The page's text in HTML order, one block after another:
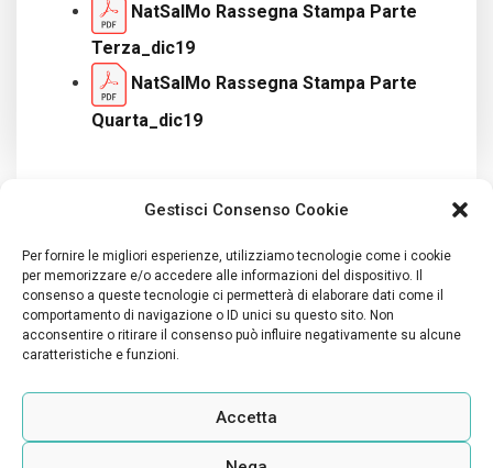
Gestisci Consenso Cookie
Per fornire le migliori esperienze, utilizziamo tecnologie come i cookie
per memorizzare e/o accedere alle informazioni del dispositivo. Il
consenso a queste tecnologie ci permetterà di elaborare dati come il
comportamento di navigazione o ID unici su questo sito. Non
acconsentire o ritirare il consenso può influire negativamente su alcune
caratteristiche e funzioni.
Accetta
NatSalMo Rassegna Stampa Parte
Terza_dic19
NatSalMo Rassegna Stampa Parte
Quarta_dic19
The contents of this publication are the sole responsibility
of Legambiente Nazionale APS and do not necessarily